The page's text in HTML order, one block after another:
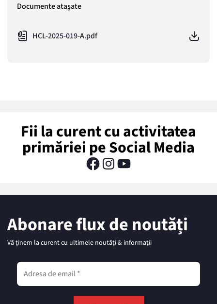
Documente atașate
HCL-2025-019-A.pdf
Fii la curent cu activitatea
primăriei pe Social Media
Abonare flux de noutăți
Vă ținem la curent cu ultimele noutăți & informații